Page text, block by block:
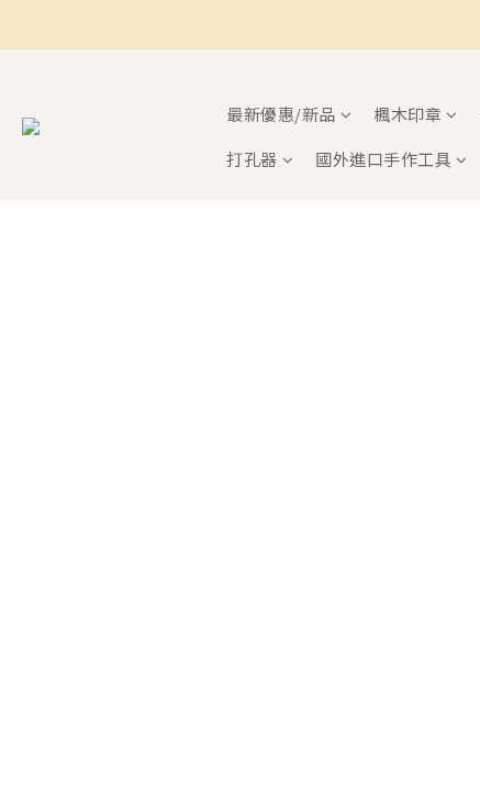
最新優惠/新品 楓木印章
打孔器
國外進口手作工具